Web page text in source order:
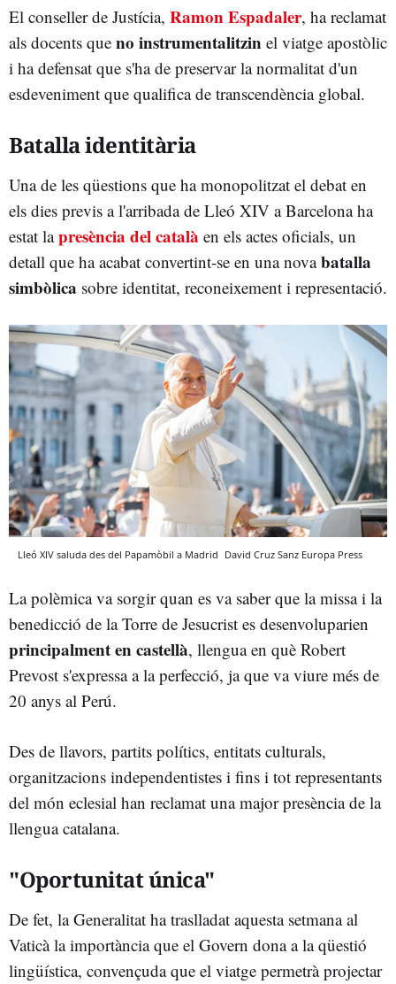
El conseller de Justícia, Ramon Espadaler, ha reclamat
als docents que no instrumentalitzin el viatge apostòlic
i ha defensat que s'ha de preservar la normalitat d'un
esdeveniment que qualifica de transcendència global.
Batalla identitària
Una de les qüestions que ha monopolitzat el debat en
els dies previs a l'arribada de Lleó XIV a Barcelona ha
estat la presència del català en els actes oficials, un
detall que ha acabat convertint-se en una novabatalla
simbòlica sobre identitat, reconeixement i representació.
Lleó XIV saluda des del Papamòbil a Madrid David Cruz Sanz Europa Press
La polèmica va sorgir quan es va saber que la missa i la
benedicció de la Torre de Jesucrist es desenvoluparien
principalment en castellà, llengua en què Robert
Prevost s'expressa a la perfecció, ja que va viure més de
20 anys al Perú.
Des de llavors, partits polítics, entitats culturals,
organitzacions independentistes i fins i tot representants
del món eclesial han reclamat una major presència de la
llengua catalana.
"Oportunitat única"
De fet, la Generalitat ha traslladat aquesta setmana al
Vaticà la importància que el Govern dona a la qüestió
lingüística, convençuda que el viatge permetrà projectar